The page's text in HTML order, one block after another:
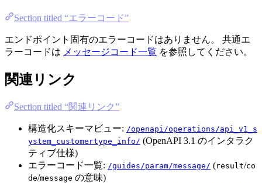
Section titled “エラーコード”
エンドポイント固有のエラーコードはありません。 共通エ
ラーコードは メッセージコード一覧 を参照してください。
関連リンク
Section titled “関連リンク”
構造化スキーマビュー: /openapi/operations/api_v1_s
ystem_customertype_info/ (OpenAPI 3.1 のインタラク
ティブ仕様)
エラーコード一覧: /guides/param/message/ (result/co
de/message の意味)